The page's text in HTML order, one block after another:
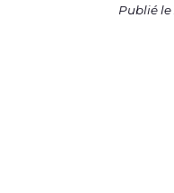
Publié le